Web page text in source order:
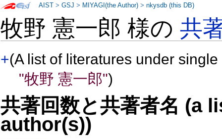
牧野 憲一郎 様の共
+(A list of literatures under
"牧野 憲一郎")
共著回数と共著者名 (a
author(s))
AIST >GSJ > MIYAGI(the Author) >nkysdb (this DB)